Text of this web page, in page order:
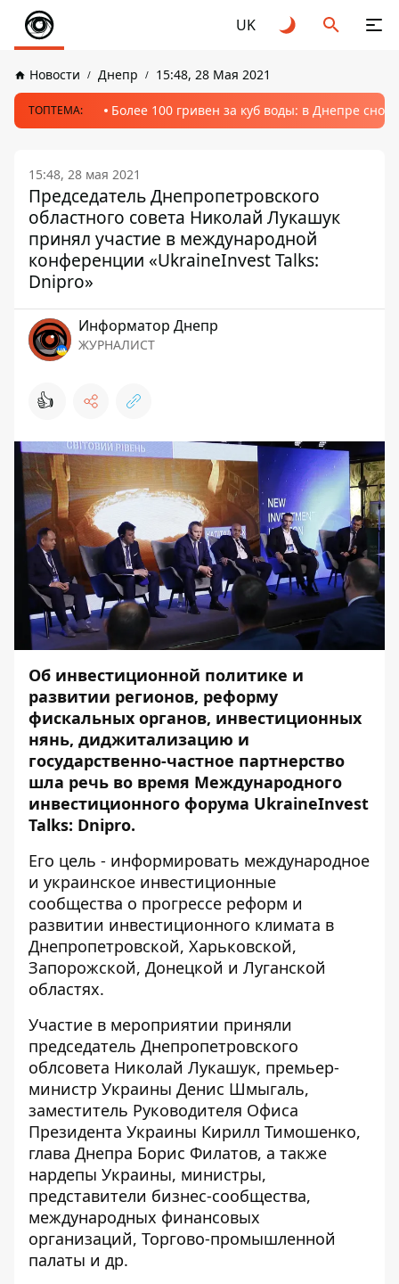
UK
Новости Днепр 15:48, 28 Мая 2021
ТОПТЕМА: Более 100 гривен за куб воды: в Днепре
15:48, 28 мая 2021
Председатель Днепропетровского
областного совета Николай Лукашук
принял участие в международной
конференции «UkraineInvest Talks:
Dnipro»
Информатор Днепр
ЖУРНАЛИСТ
👍
Об инвестиционной политике и
развитии регионов, реформу
фискальных органов, инвестиционных
нянь, диджитализацию и
государственно-частное партнерство
шла речь во время Международного
инвестиционного форума UkraineInvest
Talks: Dnipro.
Его цель - информировать международное
и украинское инвестиционные
сообщества о прогрессе реформ и
развитии инвестиционного климата в
Днепропетровской, Харьковской,
Запорожской, Донецкой и Луганской
областях.
Участие в мероприятии приняли
председатель Днепропетровского
облсовета Николай Лукашук, премьер-
министр Украины Денис Шмыгаль,
заместитель Руководителя Офиса
Президента Украины Кирилл Тимошенко,
глава Днепра Борис Филатов, а также
нардепы Украины, министры,
представители бизнес-сообщества,
международных финансовых
организаций, Торгово-промышленной
палаты и др.